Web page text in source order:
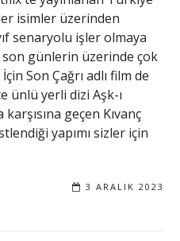
isimler üzerinden
senaryolu işler olmaya
günlerin üzerinde çok
Son Çağrı adlı film de
ünlü yerli dizi Aşk-ı
geçen Kıvanç
yapımı sizler için
3 ARALIK 2023